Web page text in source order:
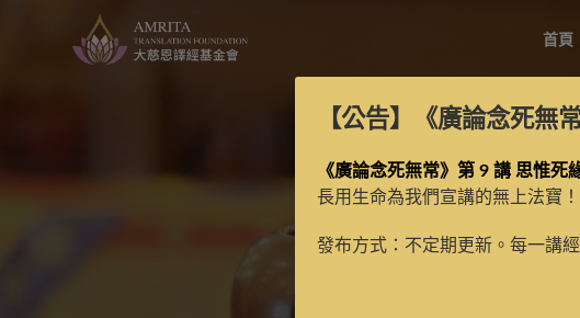
首頁
【公告】 《廣論念死無
《廣論念死無常》第 9 講 思惟死
長用生命為我們宣講的無上法寶！
發布方式：不定期更新。每一講